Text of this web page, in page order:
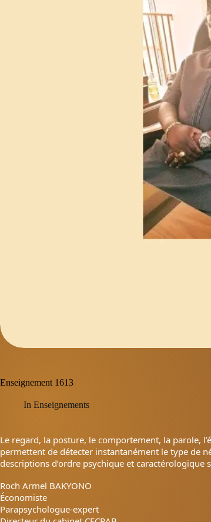
Enseignement 1613
In Enseignements
Le regard, la posture, le comportement, la parole,
permettent de détecter instantanément le type de
descriptions d’ordre psychique et caractérologique
Roch Armel BAKYONO
Économiste
Parapsychologue-expert